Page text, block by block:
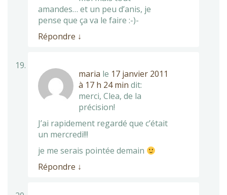
amandes… et un peu d’anis, je
pense que ça va le faire :-)-
Répondre ↓
maria le 17 janvier 2011
à 17 h 24 min dit:
merci, Clea, de la
précision!
J’ai rapidement regardé que c’était
un mercredi!!!
je me serais pointée demain
Répondre ↓